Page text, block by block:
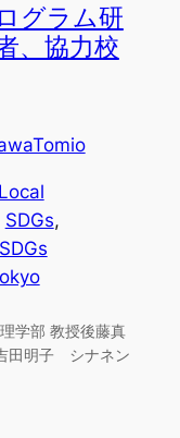
グラム研
、協力校
Local
SDGs
SDGs
学部 教授後藤真
田明子 シナネン